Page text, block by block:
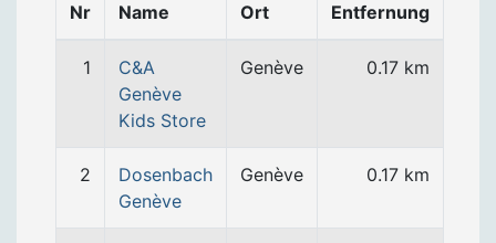
Nr Name Ort Entfernung
1
C&A
Genève
Kids Store
Genève 0.17 km
2
Dosenbach
Genève
Genève 0.17 km